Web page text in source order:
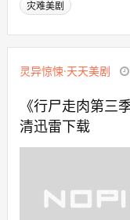
灾难美剧
灵异惊悚·天天美剧
《行尸走肉第三
清迅雷下载